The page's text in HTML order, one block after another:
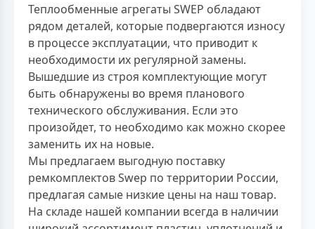
Теплообменные агрегаты SWEP обладают
рядом деталей, которые подвергаются износу
в процессе эксплуатации, что приводит к
необходимости их регулярной замены.
Вышедшие из строя комплектующие могут
быть обнаружены во время планового
технического обслуживания. Если это
произойдет, то необходимо как можно скорее
заменить их на новые.
Мы предлагаем выгодную поставку
ремкомплектов Swep по территории России,
предлагая самые низкие цены на наш товар.
На складе нашей компании всегда в наличии